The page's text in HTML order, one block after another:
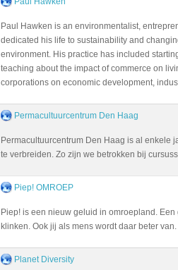
Paul Hawken is an environmentalist,
dedicated his life to sustainability and
environment. His practice has included
teaching about the impact of commerce on
corporations on economic development,
Permacultuurcentrum Den Haag
Permacultuurcentrum Den Haag is al enkele
te verbreiden. Zo zijn we betrokken bij
Piep! OMROEP
Piep! is een nieuw geluid in omroepland.
klinken. Ook jij als mens wordt daar beter van.
Planet Diversity